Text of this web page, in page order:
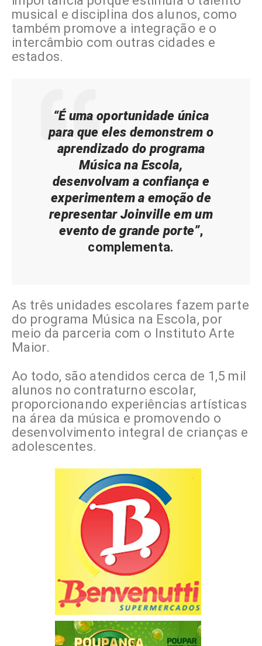
musical e disciplina dos alunos, como
também promove a integração e o
intercâmbio com outras cidades e
estados.
“É uma oportunidade única
para que eles demonstrem o
aprendizado do programa
Música na Escola,
desenvolvam a confiança e
experimentem a emoção de
representar Joinville em um
evento de grande porte”,
complementa.
As três unidades escolares fazem parte
do programa Música na Escola, por
meio da parceria com o Instituto Arte
Maior.
Ao todo, são atendidos cerca de 1,5 mil
alunos no contraturno escolar,
proporcionando experiências artísticas
na área da música e promovendo o
desenvolvimento integral de crianças e
adolescentes.